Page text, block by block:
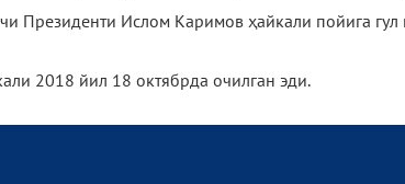
Президенти Ислом Каримов ҳайкали пойига гул
2018 йил 18 октябрда очилган эди.